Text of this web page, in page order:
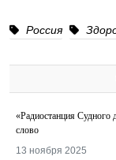
Россия
«Радиостанция Судного
слово
13 ноября 2025